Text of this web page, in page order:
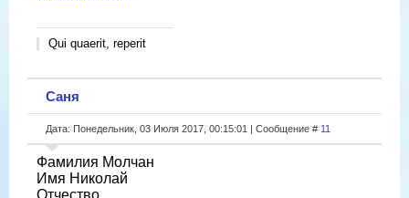
Qui quaerit, reperit
Саня
Дата: Понедельник, 03 Июля 2017, 00:15:01 | Сообщение # 11
Фамилия Молчан
Имя Николай
Отчество